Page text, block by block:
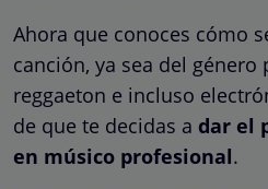
Ahora que conoces cómo
canción, ya sea del género
reggaeton e incluso
de que te decidas a dar el
en músico profesional.